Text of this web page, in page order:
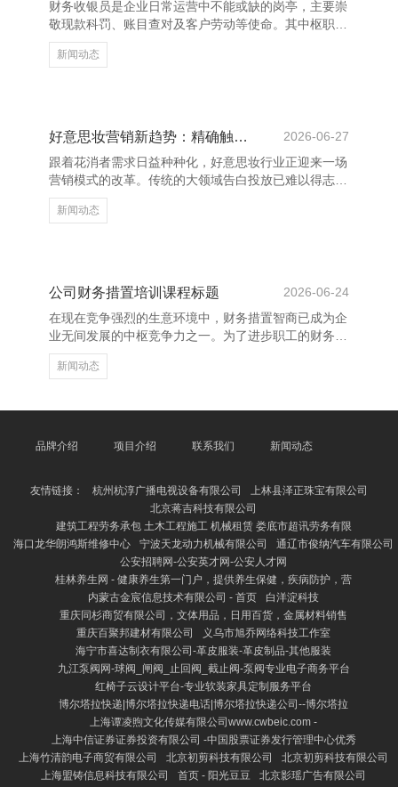
二次营销的应用畛域普通，涵盖电商、零卖、金融、教
育等多个行业。举例
财务收银员是企业日常运营中不能或缺的岗亭，主要崇
敬现款科罚、账目查对及客户劳动等使命。其中枢职责
包括：准确收付客户款项，确保账款明晰无误；逐日进
行账目查对，实时上交现款并登记入账；爱戴收银配置
轨制和规划法律规章，确保资金安全，珍重财务粗疏。
同期，财务收银员应具备一定的财务基础常识，鄙俗协
助完成月末盘货、报表整理等任务。跟着信息化发展，
熟识操作财务软件
新闻动态
好意思妆营销新趋势：精确触达与高效转化
2026-06-27
跟着花消者需求日益种种化，好意思妆行业正迎来一场
营销模式的改革。传统的大领域告白投放已难以得志当
下花消者的个性化需求，精确触达与高效转化为新的营
销中枢。 当先，大数据和东谈主工智能时间的行使，
率。 其次，执行营销成为环节。短视频、直播带货和
KOL（环节宗旨首领）互助等花式，让品牌偶然以更当
然的花式与花消者诞生关系。简直的家具体验共享，增
强了用户的信任感
新闻动态
公司财务措置培训课程标题
2026-06-24
在现在竞争强烈的生意环境中，财务措置智商已成为企
业无间发展的中枢竞争力之一。为了进步职工的财务素
质北京影瑶广告有限公司，增强企业的措置成果，越来
越多的公司启动可爱财务措置培训课程的修复。 “公司
个方面。通过系统的学习，参与者巧合掌持怎样期骗财
用于非财务配景的措置
新闻动态
品牌介绍 项目介绍 联系我们 新闻动态
友情链接： 杭州杭淳广播电视设备有限公司
上林县泽正珠宝有限公司
北京蒋吉科技有限公司
建筑工程劳务承包 土木工程施工 机械租赁 娄底市超讯劳务有限
海口龙华朗鸿斯维修中心
宁波天龙动力机械有限公司
通辽市俊纳汽车有限公司
公安招聘网-公安英才网-公安人才网
桂林养生网 - 健康养生第一门户，提供养生保健，疾病防护，营
内蒙古金宸信息技术有限公司 - 首页
白洋淀科技
重庆同杉商贸有限公司，文体用品，日用百货，金属材料销售
重庆百聚邦建材有限公司
义乌市旭乔网络科技工作室
海宁市喜达制衣有限公司-革皮服装-革皮制品-其他服装
九江泵阀网-球阀_闸阀_止回阀_截止阀-泵阀专业电子商务平台
红椅子云设计平台-专业软装家具定制服务平台
博尔塔拉快递|博尔塔拉快递电话|博尔塔拉快递公司--博尔塔拉
上海谭凌煦文化传媒有限公司www.cwbeic.com -
上海中信证券证券投资有限公司 -中国股票证券发行管理中心优秀
上海竹清韵电子商贸有限公司
北京初剪科技有限公司
北京初剪科技有限公司
上海盟铸信息科技有限公司
首页 - 阳光豆豆
北京影瑶广告有限公司